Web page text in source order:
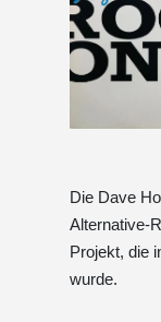
Die Dave
Alternative-
Projekt, die
wurde.